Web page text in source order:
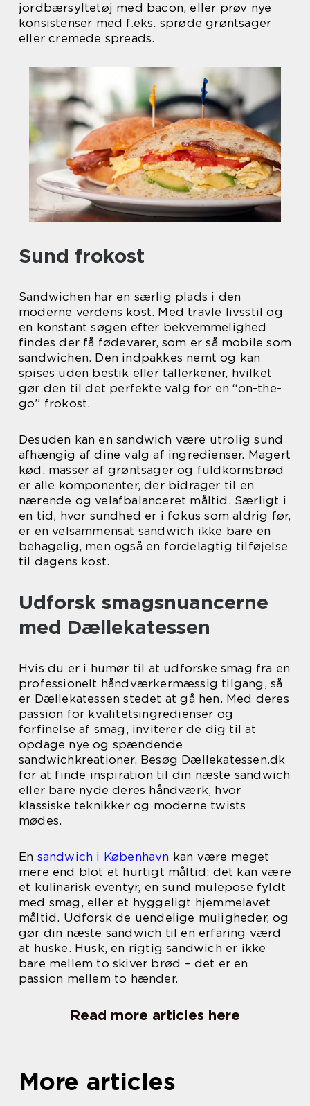
jordbærsyltetøj med bacon, eller prøv nye
konsistenser med f.eks. sprøde grøntsager
eller cremede spreads.
Sund frokost
Sandwichen har en særlig plads i den
moderne verdens kost. Med travle livsstil og
en konstant søgen efter bekvemmelighed
findes der få fødevarer, som er så mobile som
sandwichen. Den indpakkes nemt og kan
spises uden bestik eller tallerkener, hvilket
gør den til det perfekte valg for en “on-the-
go” frokost.
Desuden kan en sandwich være utrolig sund
afhængig af dine valg af ingredienser. Magert
kød, masser af grøntsager og fuldkornsbrød
er alle komponenter, der bidrager til en
nærende og velafbalanceret måltid. Særligt i
en tid, hvor sundhed er i fokus som aldrig før,
er en velsammensat sandwich ikke bare en
behagelig, men også en fordelagtig tilføjelse
til dagens kost.
Udforsk smagsnuancerne
med Dællekatessen
Hvis du er i humør til at udforske smag fra en
professionelt håndværkermæssig tilgang, så
er Dællekatessen stedet at gå hen. Med deres
passion for kvalitetsingredienser og
forfinelse af smag, inviterer de dig til at
opdage nye og spændende
sandwichkreationer. Besøg Dællekatessen.dk
for at finde inspiration til din næste sandwich
eller bare nyde deres håndværk, hvor
klassiske teknikker og moderne twists
mødes.
En sandwich i København kan være meget
mere end blot et hurtigt måltid; det kan være
et kulinarisk eventyr, en sund mulepose fyldt
med smag, eller et hyggeligt hjemmelavet
måltid. Udforsk de uendelige muligheder, og
gør din næste sandwich til en erfaring værd
at huske. Husk, en rigtig sandwich er ikke
bare mellem to skiver brød – det er en
passion mellem to hænder.
Read more articles here
More articles